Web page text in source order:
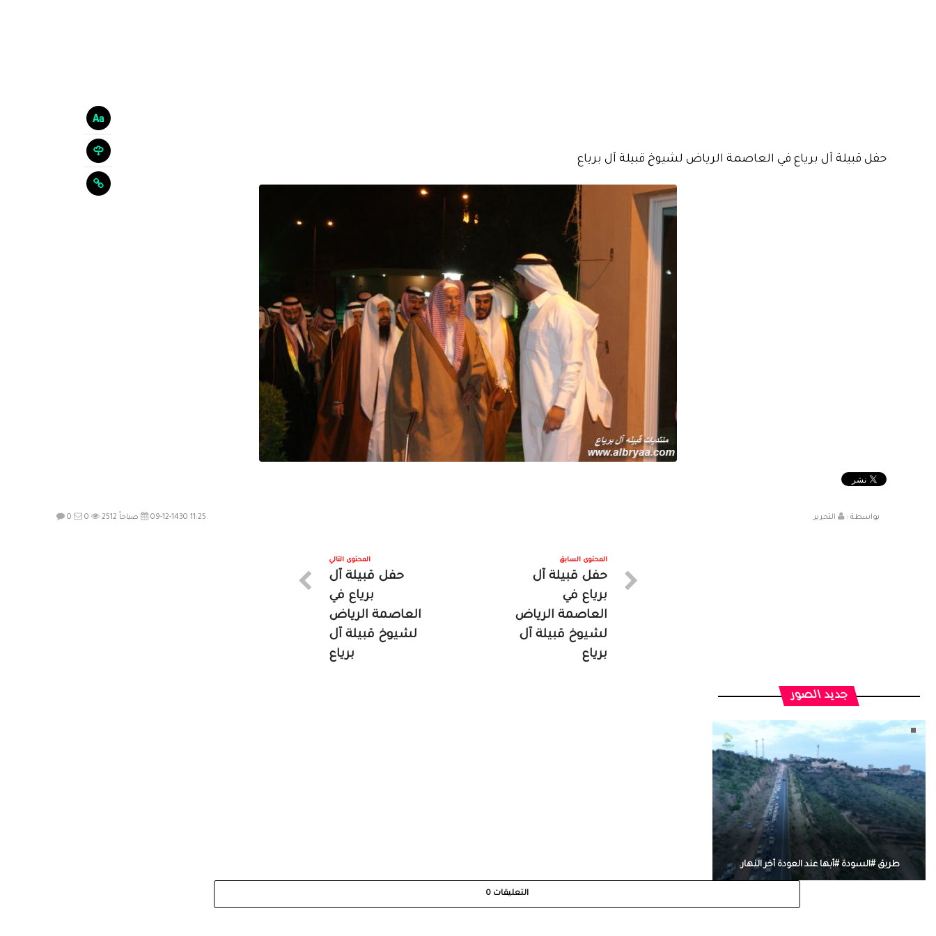
حفل قبيلة آل برياع في العاصمة الرياض لشيوخ قبيلة آل برياع
بواسطة : التحرير 09-12-1430 11:25 صباحاً 0 0 2512
المحتوى السابق
حفل قبيلة آل
برياع في
العاصمة الرياض
لشيوخ قبيلة آل
برياع
المحتوى التالي
حفل قبيلة آل
برياع في
العاصمة الرياض
لشيوخ قبيلة آل
برياع
جديد الصور
طريق #السودة #أبها عند العودة أخر النهار.
التعليقات 0